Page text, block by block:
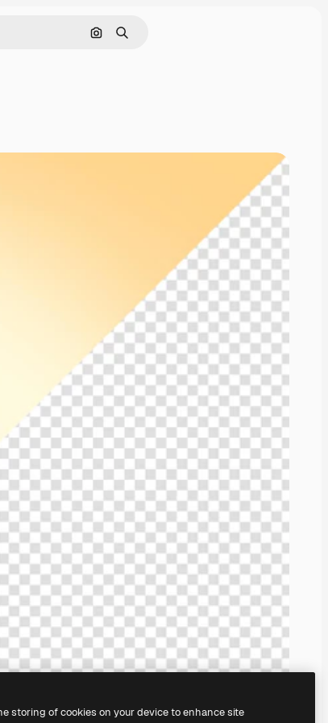
Cerca per immagine
Ricerca
storing of cookies on your device to enhance site